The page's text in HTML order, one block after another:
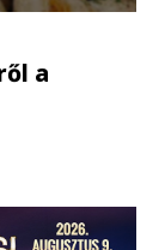
a